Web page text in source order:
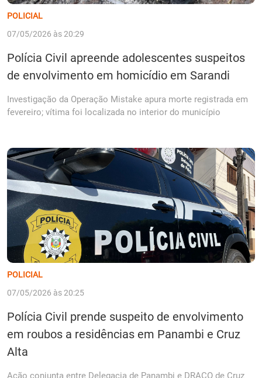
POLICIAL
07/05/2026 às 20:29
Polícia Civil apreende adolescentes suspeitos
de envolvimento em homicídio em Sarandi
Investigação da Operação Mistake apura morte registrada em
fevereiro; vítima foi localizada no interior do município
POLICIAL
07/05/2026 às 20:25
Polícia Civil prende suspeito de envolvimento
em roubos a residências em Panambi e Cruz
Alta
Ação conjunta entre Delegacia de Panambi e DRACO de Cruz